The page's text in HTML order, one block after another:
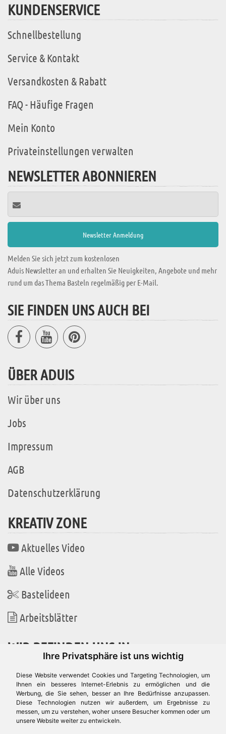
Ihre Privatsphäre ist uns wichtig
Diese Website verwendet Cookies und Targeting Technologien, um
Ihnen ein besseres Internet-Erlebnis zu ermöglichen und die
Werbung, die Sie sehen, besser an Ihre Bedürfnisse anzupassen.
Diese Technologien nutzen wir außerdem, um Ergebnisse zu
messen, um zu verstehen, woher unsere Besucher kommen oder um
unsere Website weiter zu entwickeln.
KUNDENSERVICE
Schnellbestellung
Service & Kontakt
Versandkosten & Rabatt
FAQ - Häufige Fragen
Mein Konto
Privateinstellungen verwalten
NEWSLETTER ABONNIEREN
Melden Sie sich jetzt zum kostenlosen
Aduis Newsletter an und erhalten Sie Neuigkeiten, Angebote und mehr
rund um das Thema Basteln regelmäßig per E-Mail.
SIE FINDEN UNS AUCH BEI
ÜBER ADUIS
Wir über uns
Jobs
Impressum
AGB
Datenschutzerklärung
KREATIV ZONE
Aktuelles Video
Alle Videos
Bastelideen
Arbeitsblätter
WIR BEFINDEN UNS IN
Es gibt uns auch in